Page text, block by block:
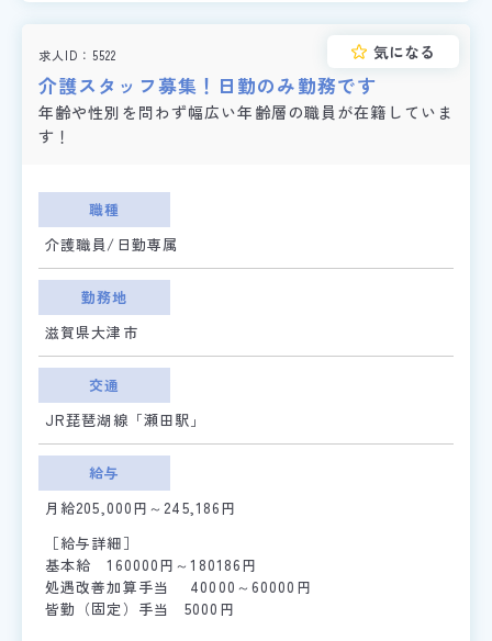
求人ID 5522
介護スタッフ募集！日勤のみ勤務です
年齢や性別を問わず幅広い年齢層の職員が在籍していま
す！
気になる
職種
介護職員/日勤専属
勤務地
滋賀県大津市
交通
JR琵琶湖線「瀬田駅」
給与
月給205,000円～245,186円
［給与詳細］
基本給 160000円～180186円
処遇改善加算手当 40000～60000円
皆勤（固定）手当 5000円